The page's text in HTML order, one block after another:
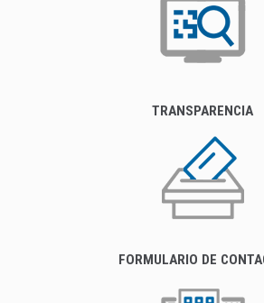
TRANSPARENCIA
FORMULARIO DE